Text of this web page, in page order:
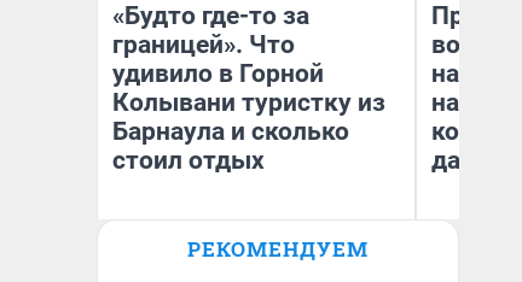
«Будто где-то за
границей». Что
удивило в Горной
Колывани туристку из
Барнаула и сколько
стоил отдых
нам
даже
РЕКОМЕНДУЕМ